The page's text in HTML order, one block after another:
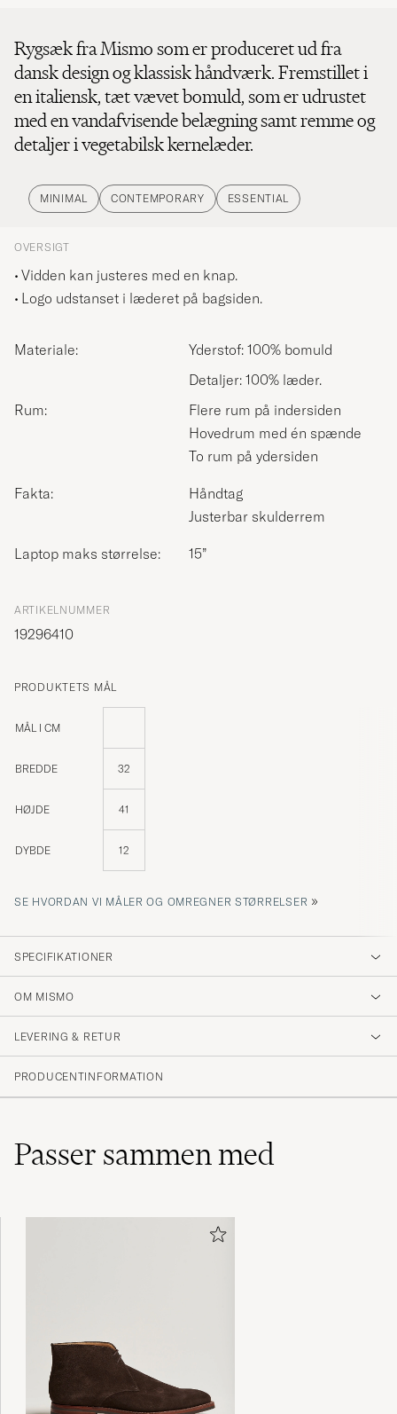
Rygsæk fra Mismo som er produceret ud fra
dansk design og klassisk håndværk. Fremstillet i
en italiensk, tæt vævet bomuld, som er udrustet
med en vandafvisende belægning samt remme og
detaljer i vegetabilsk kernelæder.
MINIMAL CONTEMPORARY ESSENTIAL
OVERSIGT
Vidden kan justeres med en knap.
Logo udstanset i læderet på bagsiden.
Materiale:
Yderstof: 100% bomuld
Detaljer: 100% læder.
Rum:
Flere rum på indersiden
Hovedrum med én spænde
To rum på ydersiden
Fakta:
Håndtag
Justerbar skulderrem
Laptop maks størrelse: 15”
ARTIKELNUMMER
19296410
PRODUKTETS MÅL
MÅL I CM
BREDDE 32
HØJDE 41
DYBDE 12
SE HVORDAN VI MÅLER OG OMREGNER STØRRELSER »
SPECIFIKATIONER
OM MISMO
LEVERING & RETUR
PRODUCENTINFORMATION
Passer sammen med